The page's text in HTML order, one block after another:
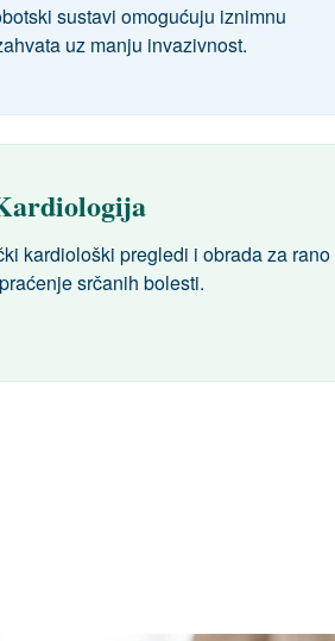
sustavi omogućuju iznimnu
uz manju invazivnost.
kardiološki pregledi i obrada za rano
srčanih bolesti.